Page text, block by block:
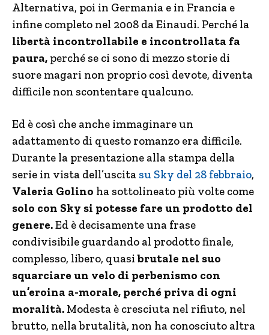
Alternativa, poi in Germania e in Francia e
infine completo nel 2008 da Einaudi. Perché la
libertà incontrollabile e incontrollata fa
paura, perché se ci sono di mezzo storie di
suore magari non proprio così devote, diventa
difficile non scontentare qualcuno.
Ed è così che anche immaginare un
adattamento di questo romanzo era difficile.
Durante la presentazione alla stampa della
serie in vista dell’uscita su Sky del 28 febbraio,
Valeria Golino ha sottolineato più volte come
solo con Sky si potesse fare un prodotto del
genere.Ed è decisamente una frase
condivisibile guardando al prodotto finale,
complesso, libero, quasibrutale nel suo
squarciare un velo di perbenismo con
un’eroina a-morale, perché priva di ogni
moralità. Modesta è cresciuta nel rifiuto, nel
brutto, nella brutalità, non ha conosciuto altra